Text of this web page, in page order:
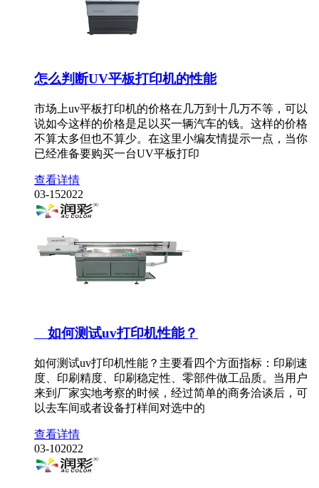
怎么判断UV平板打印机的性能
市场上uv平板打印机的价格在几万到十几万不等，可以
说如今这样的价格是足以买一辆汽车的钱。这样的价格
不算太多但也不算少。在这里小编友情提示一点，当你
已经准备要购买一台UV平板打印
查看详情
03-152022
如何测试uv打印机性能？
如何测试uv打印机性能？主要看四个方面指标：印刷速
度、印刷精度、印刷稳定性、零部件做工品质。当用户
来到厂家实地考察的时候，经过简单的商务洽谈后，可
以去车间或者设备打样间对选中的
查看详情
03-102022